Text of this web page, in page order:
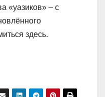
«уазиков» – с
здесь.